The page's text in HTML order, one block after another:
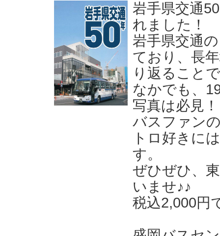
岩手県交通
れました！
岩手県交通
ており、長
り返ること
なかでも、
写真は必見！
バスファン
トロ好きに
す。
ぜひぜひ、
いませ♪♪
税込2,000円